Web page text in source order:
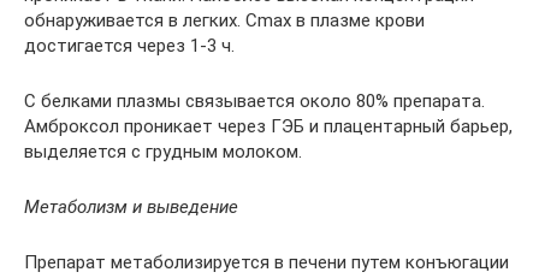
обнаруживается в легких. Cmax в плазме крови
достигается через 1-3 ч.
С белками плазмы связывается около 80% препарата.
Амброксол проникает через ГЭБ и плацентарный барьер,
выделяется с грудным молоком.
Метаболизм и выведение
Препарат метаболизируется в печени путем конъюгации